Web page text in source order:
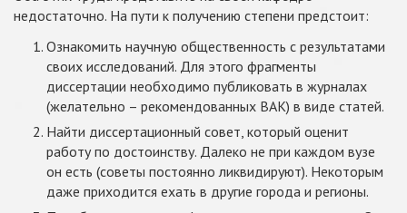
недостаточно. На пути к получению степени предстоит:
Ознакомить научную общественность с результатами
своих исследований. Для этого фрагменты
диссертации необходимо публиковать в журналах
(желательно – рекомендованных ВАК) в виде статей.
Найти диссертационный совет, который оценит
работу по достоинству. Далеко не при каждом вузе
он есть (советы постоянно ликвидируют). Некоторым
даже приходится ехать в другие города и регионы.